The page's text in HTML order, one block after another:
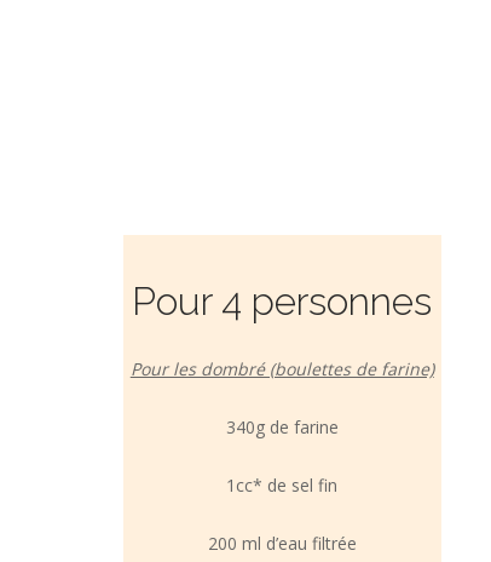
Pour 4 personnes
Pour les dombré (boulettes de farine)
340g de farine
1cc* de sel fin
200 ml d’eau filtrée